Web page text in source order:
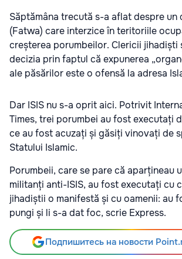
Săptămâna trecută s-a aflat despre
(Fatwa) care interziceîn teritoriile
creșterea porumbeilor. Clericii
decizia prin faptul că expunerea
ale păsărilor este o ofensă la adresa
Dar ISIS nu s-a oprit aici. Potrivit
Times, trei porumbei au fost executați
ce au fost acuzați și găsiți vinovați de
Statului Islamic.
Porumbeii, care se pare că aparțineau
militanți anti-ISIS, au fost executați cu
jihadiștii o manifestă și cu oamenii: au
pungi și li s-a dat foc, scrie Express.
Подпишитесь на новости